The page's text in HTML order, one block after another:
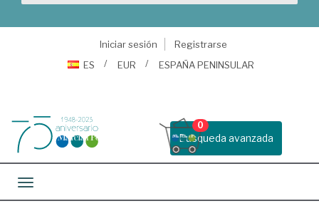
Iniciar sesión
Registrarse
ES
EUR ESPAÑA PENINSULAR
Busqueda avanzada
0
Toggle navigation